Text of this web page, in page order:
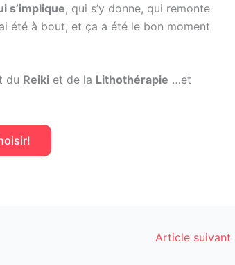
s’implique, qui s’y donne, qui remonte
été à bout, et ça a été le bon moment
du Reiki et de la Lithothérapie …et
Article suivant